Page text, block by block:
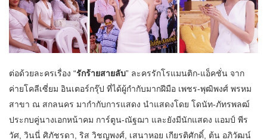
ต่อด้วยละครเรื่อง “รักร้ายสายลับ” ละครรักโรแมนติก-แอ็คชั่น จาก
ค่ายโคลีเซี่ยม อินเตอร์กรุ๊ป ที่ได้ผู้กำกับมากฝีมือ เพชร-พุฒิพงศ์ พรหม
สาขา ณ สกลนคร มากำกับการแสดง นำแสดงโดย โดนัท-ภัทรพลฒ์
ประกบคู่นางเอกหน้าคม การ์ตูน-ณัฐฌา และยังมีนักแสดง แอมป์ พีร
วัศ, วินนี่ ศิภัชรดา, ริส วิชญพงศ์, เสนาหอย เกียรติศักดิ์, ต้น อภิวัฒน์